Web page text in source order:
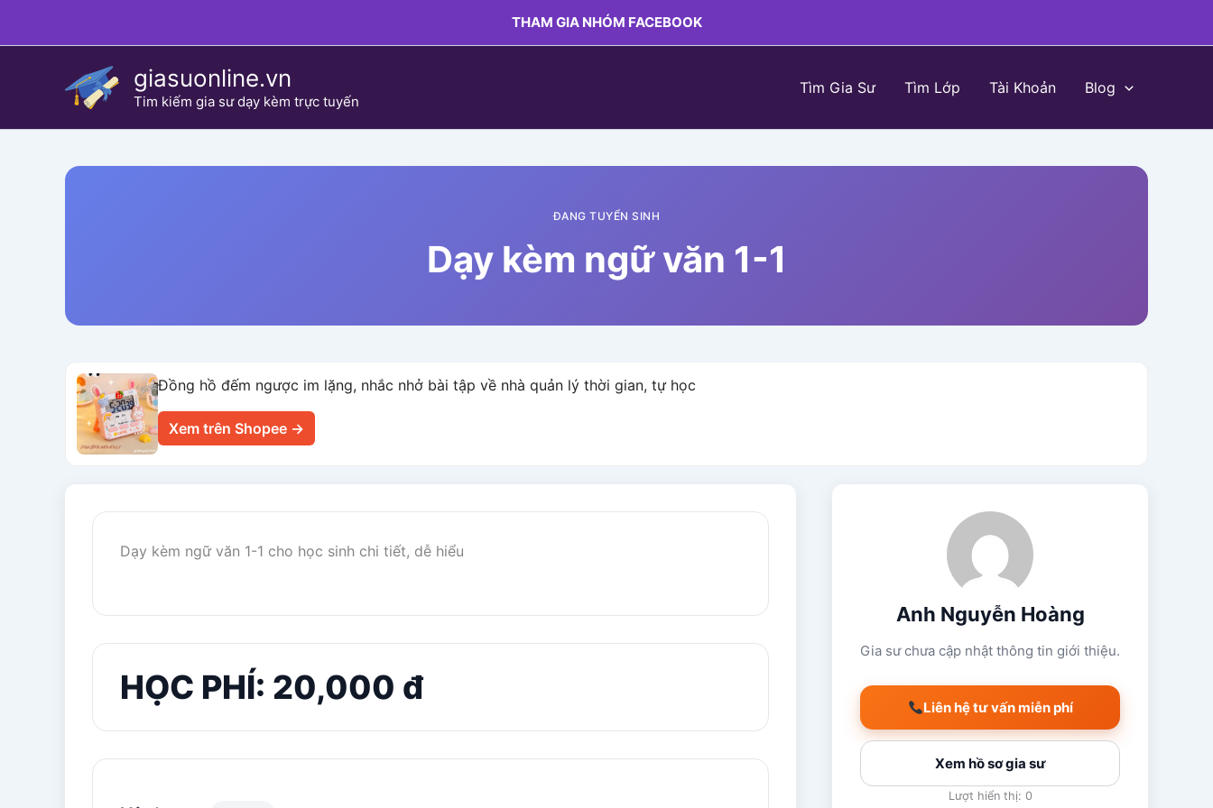
THAM GIA NHÓM FACEBOOK
giasuonline.vn
Tim kiếm gia sư dạy kèm trực tuyến
Tìm Gia Sư Tìm Lớp Tài Khoản Blog
ĐANG TUYỂN SINH
Dạy kèm ngữ văn 1-1
Đồng hồ đếm ngược im lặng, nhắc nhở bài tập về nhà quản lý thời gian, tự học
Xem trên Shopee →
Dạy kèm ngữ văn 1-1 cho học sinh chi tiết, dễ hiểu
HỌC PHÍ: 20,000 đ
Anh Nguyễn Hoàng
Gia sư chưa cập nhật thông tin giới thiệu.
Liên hệ tư vấn miễn phí
Xem hồ sơ gia sư
Lượt hiển thị: 0